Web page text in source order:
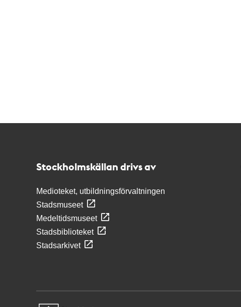
Stockholmskällan drivs av
Medioteket, utbildningsförvaltningen
Stadsmuseet
Medeltidsmuseet
Stadsbiblioteket
Stadsarkivet